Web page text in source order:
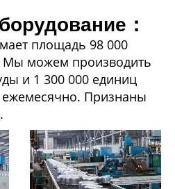
：
площадь 98 000
Мы можем производить
и 1 300 000 единиц
Признаны